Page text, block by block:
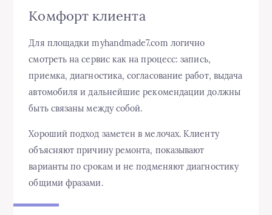
Комфорт клиента
Для площадки myhandmade7.com логично
смотреть на сервис как на процесс: запись,
приемка, диагностика, согласование работ, выдача
автомобиля и дальнейшие рекомендации должны
быть связаны между собой.
Хороший подход заметен в мелочах. Клиенту
объясняют причину ремонта, показывают
варианты по срокам и не подменяют диагностику
общими фразами.